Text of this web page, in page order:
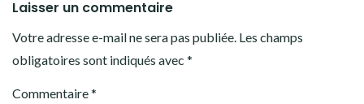
Laisser un commentaire
Votre adresse e-mail ne sera pas publiée. Les champs
obligatoires sont indiqués avec *
Commentaire*